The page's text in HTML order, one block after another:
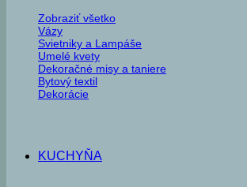
Zobraziť všetko
Vázy
Svietniky a Lampáše
Umelé kvety
Dekoračné misy a taniere
Bytový textil
Dekorácie
KUCHYŇA